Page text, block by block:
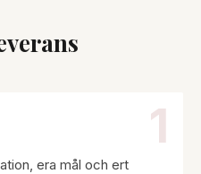
1
era mål och ert